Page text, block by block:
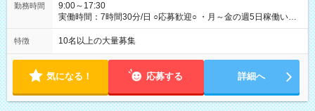
勤務時間
9:00～17:30
実働時間：7時間30分/日 ○応募歓迎○ ・月～金の週5日稼働いた
だける方 ・実働時間：7.5時間（休憩1時間）
特徴 10名以上の大量募集
気になる！ 応募する 詳細へ